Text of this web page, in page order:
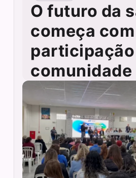
O futuro da
começa
participação
comunidade